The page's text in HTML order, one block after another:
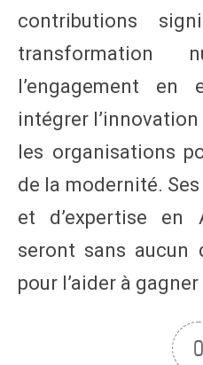
contributions
transformation
l’engagement en
intégrer
les organisations
de la modernité. Ses
et d’expertise en
seront sans aucun
pour l’aider à
0